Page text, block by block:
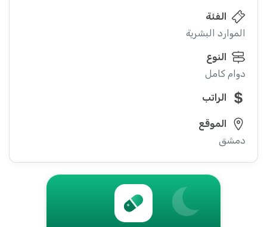
الفئة
الموارد البشرية
النوع
دوام كامل
الراتب
الموقع
دمشق